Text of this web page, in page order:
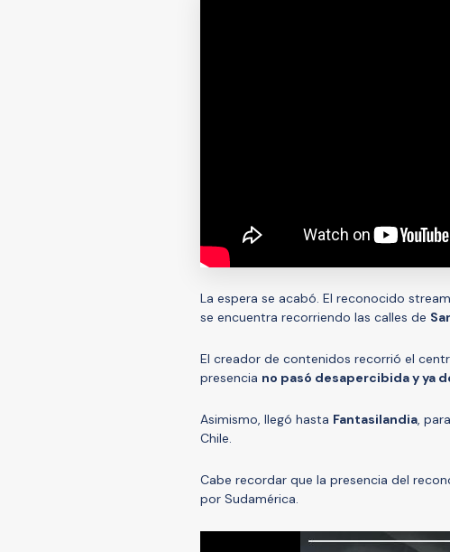
La espera se acabó. El reconocido
se encuentra recorriendo las calles de
El creador de contenidos recorrió el
presencia no pasó desapercibida y ya
Asimismo, llegó hasta Fantasilandia,
Chile.
Cabe recordar que la presencia del
por Sudamérica.